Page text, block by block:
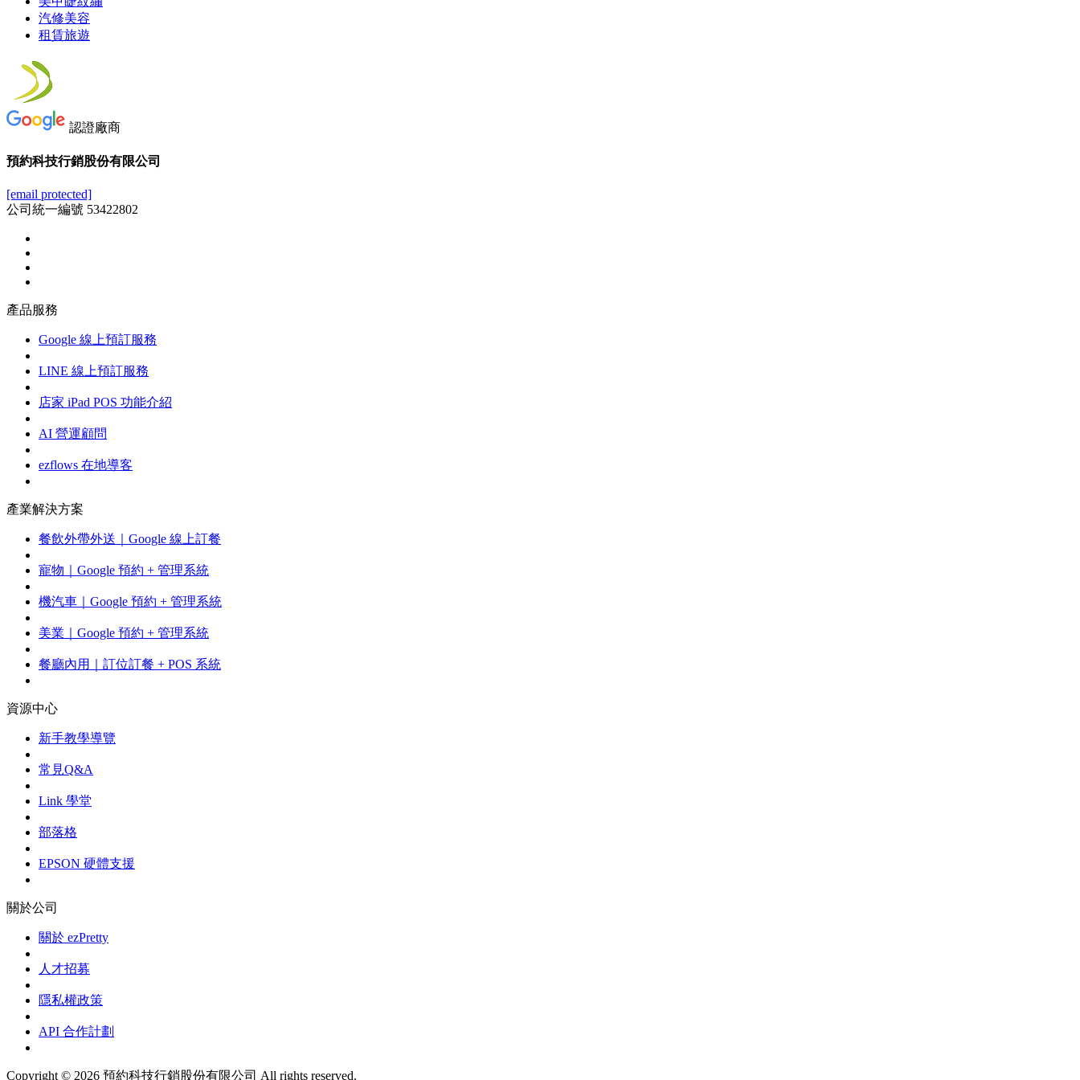
汽修美容
租賃旅遊
認證廠商
預約科技行銷股份有限公司
[email protected]
公司統一編號 53422802
產品服務
Google 線上預訂服務
LINE 線上預訂服務
店家 iPad POS 功能介紹
AI 營運顧問
ezflows 在地導客
產業解決方案
餐飲外帶外送｜Google 線上訂餐
寵物｜Google 預約 + 管理系統
機汽車｜Google 預約 + 管理系統
美業｜Google 預約 + 管理系統
餐廳內用｜訂位訂餐 + POS 系統
資源中心
新手教學導覽
常見Q&A
Link 學堂
部落格
EPSON 硬體支援
關於公司
關於 ezPretty
人才招募
隱私權政策
API 合作計劃
Copyright © 2026 預約科技行銷股份有限公司 All rights reserved.